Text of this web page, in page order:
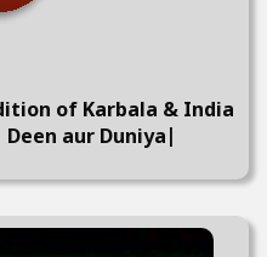
of Karbala & India
aur Duniya|